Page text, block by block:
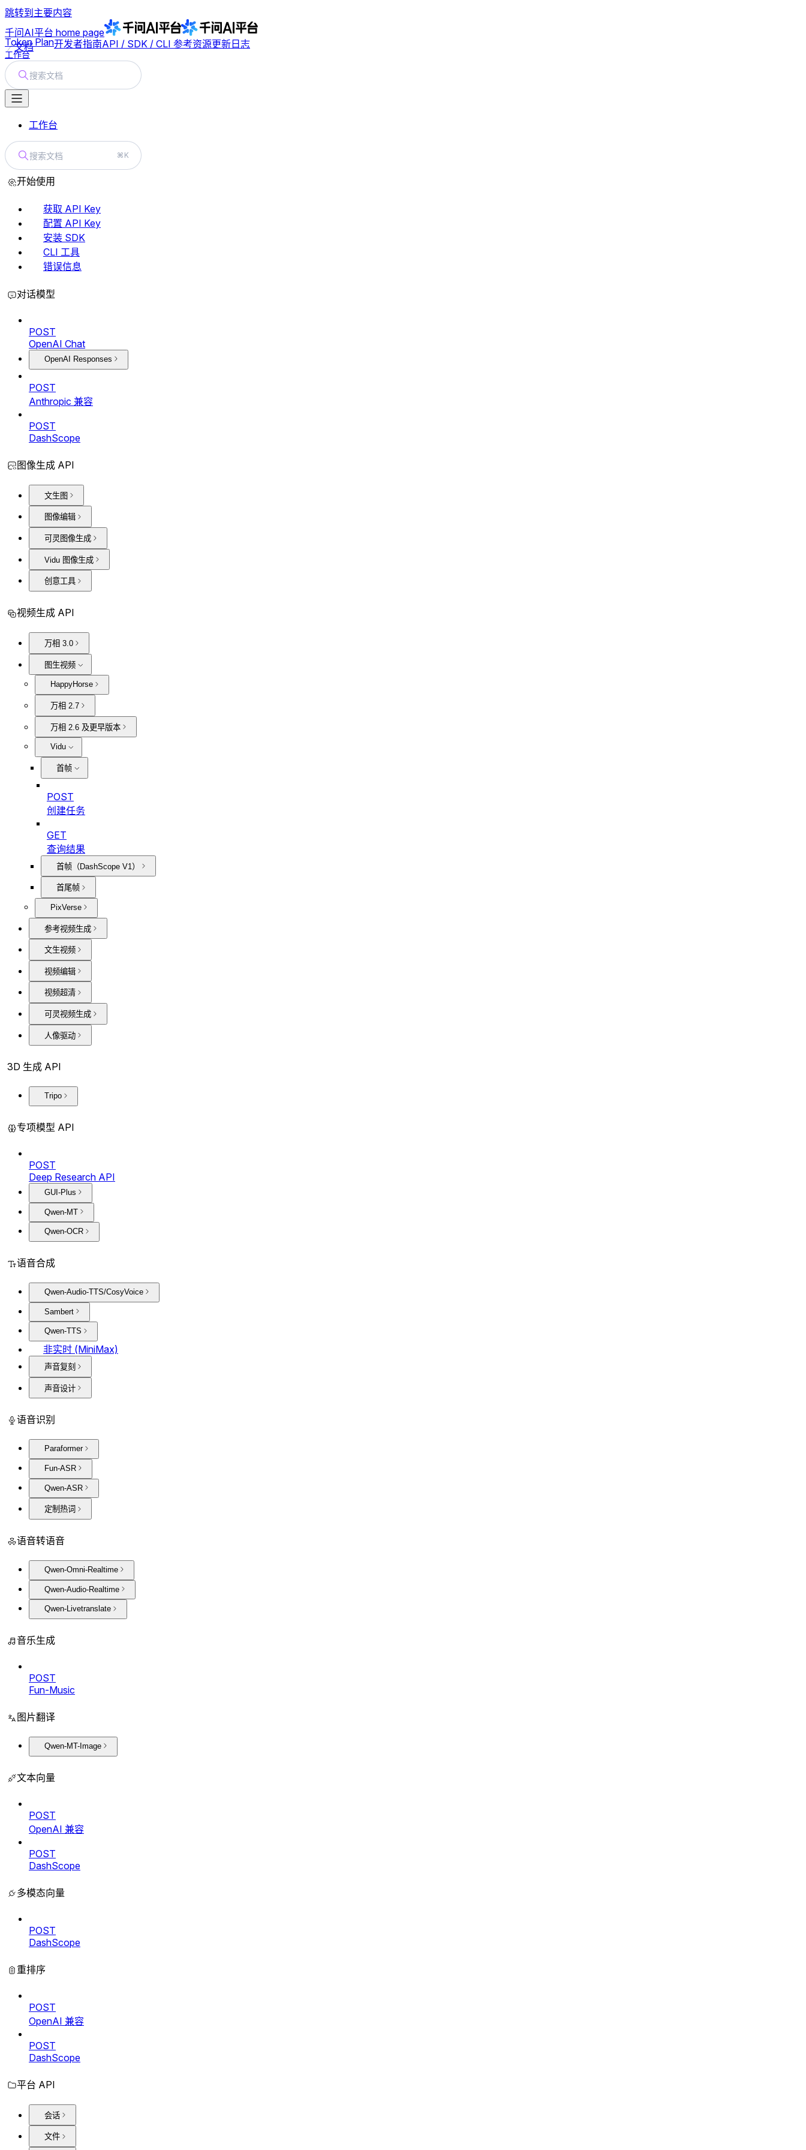
跳转到主要内容
千问AI平台 home page
文档
Token Plan开发者指南API / SDK / CLI 参考资源更新日志
工作台
搜索文档
工作台
搜索文档 ⌘K
开始使用
获取 API Key
配置 API Key
安装 SDK
CLI 工具
错误信息
对话模型
POST
OpenAI Chat
OpenAI Responses
POST
Anthropic 兼容
POST
DashScope
图像生成 API
文生图
图像编辑
可灵图像生成
Vidu 图像生成
创意工具
视频生成 API
万相 3.0
图生视频
HappyHorse
万相 2.7
万相 2.6 及更早版本
Vidu
首帧
POST
创建任务
GET
查询结果
首帧（DashScope V1）
首尾帧
PixVerse
参考视频生成
文生视频
视频编辑
视频超清
可灵视频生成
人像驱动
3D 生成 API
Tripo
专项模型 API
POST
Deep Research API
GUI-Plus
Qwen-MT
Qwen-OCR
语音合成
Qwen-Audio-TTS/CosyVoice
Sambert
Qwen-TTS
非实时 (MiniMax)
声音复刻
声音设计
语音识别
Paraformer
Fun-ASR
Qwen-ASR
定制热词
语音转语音
Qwen-Omni-Realtime
Qwen-Audio-Realtime
Qwen-Livetranslate
音乐生成
POST
Fun-Music
图片翻译
Qwen-MT-Image
文本向量
POST
OpenAI 兼容
POST
DashScope
多模态向量
POST
DashScope
重排序
POST
OpenAI 兼容
POST
DashScope
平台 API
会话
文件